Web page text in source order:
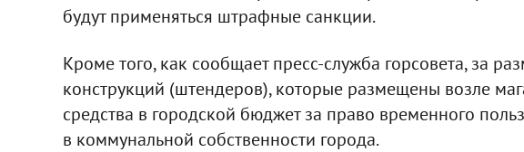
будут применяться штрафные санкции.
Кроме того, как сообщает пресс-служба горсовета, за
конструкций (штендеров), которые размещены возле
средства в городской бюджет за право временного
в коммунальной собственности города.